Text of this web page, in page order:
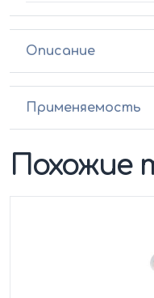
Описание
Применяемость
Похожие